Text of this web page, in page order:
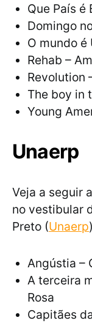
Que País é
Domingo
O mundo é
Rehab –
Revolution
The boy in
Young
Unaerp
Veja a seguir
no vestibular
Preto (Unaerp
Angústia –
A terceira
Rosa
Capitães